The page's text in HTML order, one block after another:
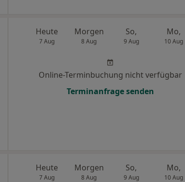
Heute
7 Aug
Morgen
8 Aug
So,
9 Aug
Mo,
10 Aug
Online-Terminbuchung nicht verfügbar
Terminanfrage senden
Heute
7 Aug
Morgen
8 Aug
So,
9 Aug
Mo,
10 Aug